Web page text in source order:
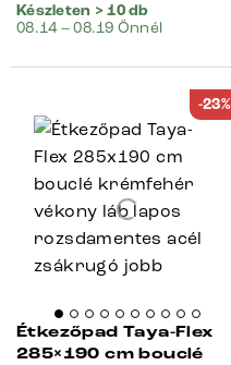
Készleten > 10 db
08.14 – 08.19 Önnél
-23%
Étkezőpad Taya-Flex
285×190 cm bouclé